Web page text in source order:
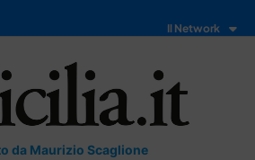
Il Network
da Maurizio Scaglione